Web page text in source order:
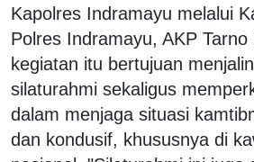
Kapolres Indramayu melalui
Polres Indramayu, AKP Tarno
kegiatan itu bertujuan
silaturahmi sekaligus
dalam menjaga situasi
dan kondusif, khususnya di